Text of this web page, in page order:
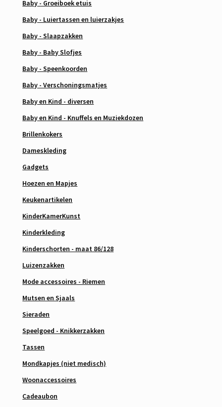
Baby - Groeiboek etuis
Baby - Luiertassen en luierzakjes
Baby - Slaapzakken
Baby - Baby Slofjes
Baby - Speenkoorden
Baby - Verschoningsmatjes
Baby en Kind - diversen
Baby en Kind - Knuffels en Muziekdozen
Brillenkokers
Dameskleding
Gadgets
Hoezen en Mapjes
Keukenartikelen
KinderKamerKunst
Kinderkleding
Kinderschorten - maat 86/128
Luizenzakken
Mode accessoires - Riemen
Mutsen en Sjaals
Sieraden
Speelgoed - Knikkerzakken
Tassen
Mondkapjes (niet medisch)
Woonaccessoires
Cadeaubon